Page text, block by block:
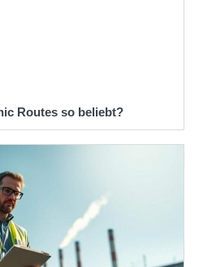
Routes so beliebt?